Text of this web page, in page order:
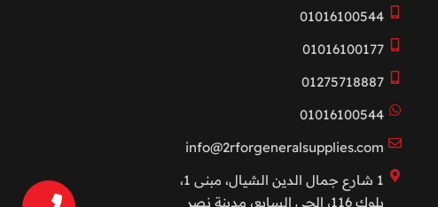
01016100544
01016100177
01275718887
01016100544
info@2rforgeneralsupplies.com
1 شارع جمال الدين الشيال، مبنى 1،
بلوك 116، الحي السابع، مدينة نصر